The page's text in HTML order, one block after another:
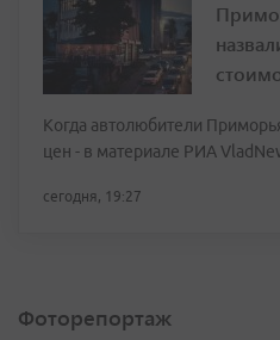
Когда автолюбители
цен - в материале РИА
сегодня, 19:27
Фоторепортаж